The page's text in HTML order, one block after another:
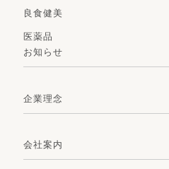
良食健美
医薬品
お知らせ
企業理念
会社案内